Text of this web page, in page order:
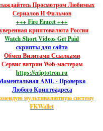
Просмотром Любимых
Сериалов И Фильмов
+++ Fire Faucet +++
криптовалюта России
Watch Short Videos Get Paid
скрипты для сайта
Обмен Визитами Ссылками
Сервис витрин Web-мастерам
https://criptotron.ru
AML - Проверка
Любого Криптоадреса
мультивалютную систему
FKWallet